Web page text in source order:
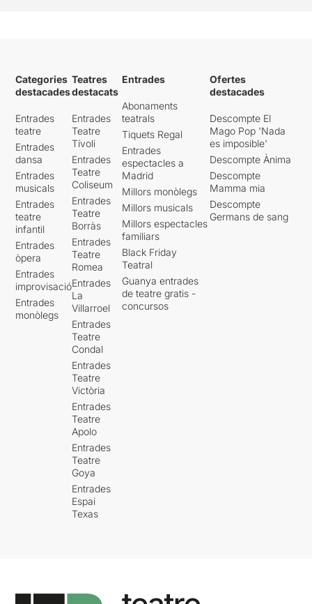
Categories
destacades
Entrades
teatre
Entrades
dansa
Entrades
musicals
Entrades
teatre
infantil
Entrades
òpera
Entrades
improvisació
Entrades
monòlegs
Teatres
destacats
Entrades
Teatre
Tívoli
Entrades
Teatre
Coliseum
Entrades
Teatre
Borràs
Entrades
Teatre
Romea
Entrades
La
Villarroel
Entrades
Teatre
Condal
Entrades
Teatre
Victòria
Entrades
Teatre
Apolo
Entrades
Teatre
Goya
Entrades
Espai
Texas
Entrades
Abonaments
teatrals
Tiquets Regal
Entrades
espectacles a
Madrid
Millors monòlegs
Millors musicals
Millors espectacles
familiars
Black Friday
Teatral
Guanya entrades
de teatre gratis -
concursos
Ofertes
destacades
Descompte El
Mago Pop 'Nada
es imposible'
Descompte Ànima
Descompte
Mamma mia
Descompte
Germans de sang